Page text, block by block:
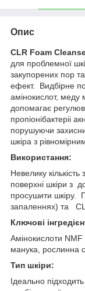
Опис
CLR Foam
для проблемної
закупорених пор
ефект. Видбірне
амінокислот, меду
допомагає
пропіонібактеріі
порушуючи
шкіра з
Використання:
Невелику
поверхні шкіри з
просушити шкіру.
запаленнях) та
Ключові
Амінокислоти
манука, рослинна
Тип шкіри:
Ідеально